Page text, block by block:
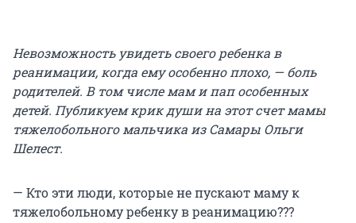
Невозможность увидеть своего ребенка в
реанимации, когда ему особенно плохо, — боль
родителей. В том числе мам и пап особенных
детей. Публикуем крик души на этот счет мамы
тяжелобольного мальчика из Самары Ольги
Шелест.
— Кто эти люди, которые не пускают маму к
тяжелобольному ребенку в реанимацию???